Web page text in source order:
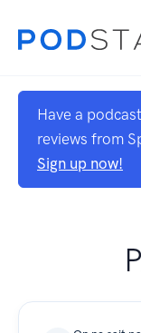
Have a
reviews from
Sign up now!